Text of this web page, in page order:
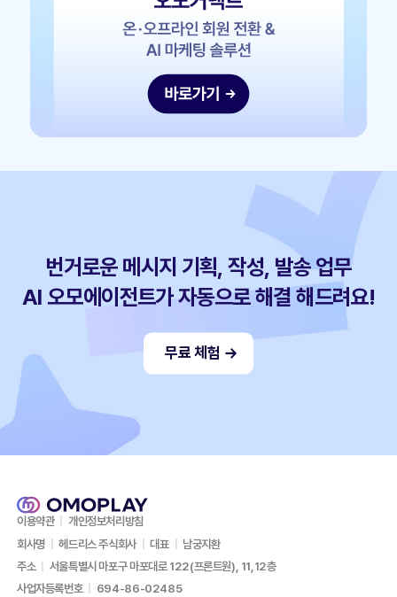
번거로운 메시지 기획, 작성, 발송 업무
AI 오모에이전트가 자동으로 해결 해드려요!
무료 체험
이용약관
개인정보처리방침
회사명
헤드리스 주식회사 대표
남궁지환
주소
서울특별시 마포구 마포대로 122(프론트원), 11,12층
사업자등록번호
694-86-02485